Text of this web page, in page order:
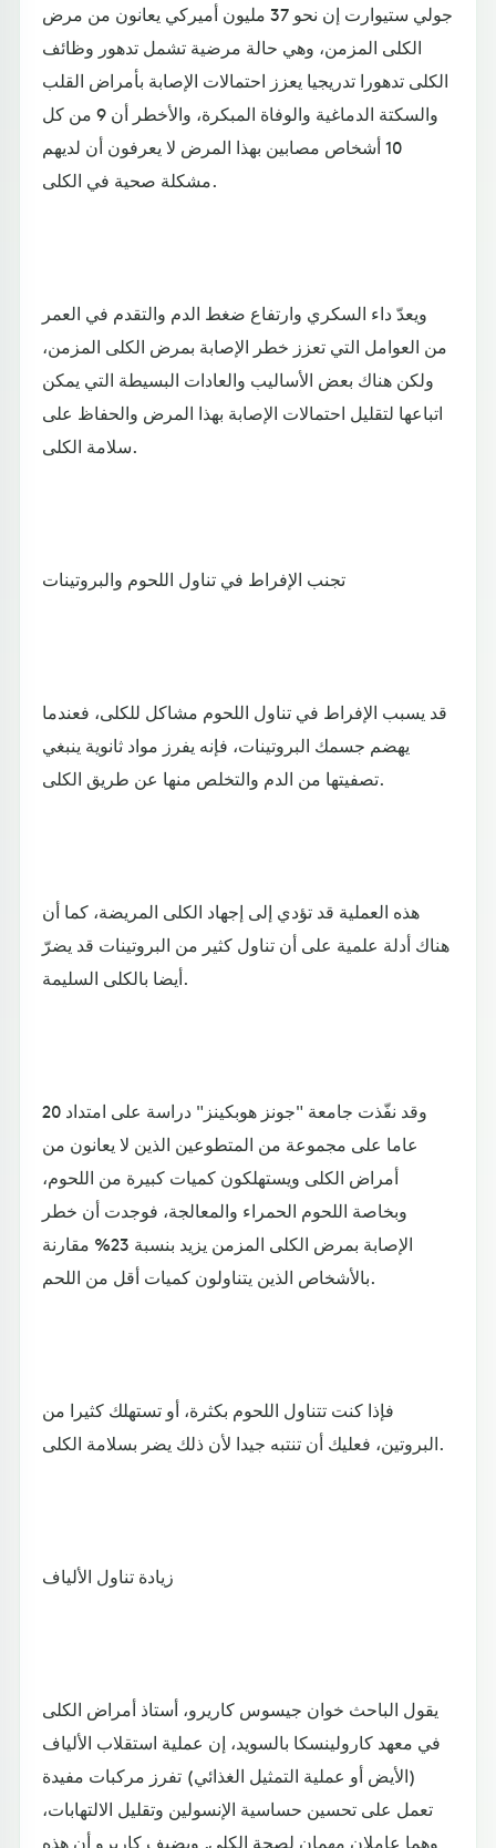
جولي ستيوارت إن نحو 37 مليون أميركي يعانون من مرض
الكلى المزمن، وهي حالة مرضية تشمل تدهور وظائف
الكلى تدهورا تدريجيا يعزز احتمالات الإصابة بأمراض القلب
والسكتة الدماغية والوفاة المبكرة، والأخطر أن 9 من كل
10 أشخاص مصابين بهذا المرض لا يعرفون أن لديهم
مشكلة صحية في الكلى.
ويعدّ داء السكري وارتفاع ضغط الدم والتقدم في العمر
من العوامل التي تعزز خطر الإصابة بمرض الكلى المزمن،
ولكن هناك بعض الأساليب والعادات البسيطة التي يمكن
اتباعها لتقليل احتمالات الإصابة بهذا المرض والحفاظ على
سلامة الكلى.
تجنب الإفراط في تناول اللحوم والبروتينات
قد يسبب الإفراط في تناول اللحوم مشاكل للكلى، فعندما
يهضم جسمك البروتينات، فإنه يفرز مواد ثانوية ينبغي
تصفيتها من الدم والتخلص منها عن طريق الكلى.
هذه العملية قد تؤدي إلى إجهاد الكلى المريضة، كما أن
هناك أدلة علمية على أن تناول كثير من البروتينات قد يضرّ
أيضا بالكلى السليمة.
وقد نفّذت جامعة "جونز هوبكينز" دراسة على امتداد 20
عاما على مجموعة من المتطوعين الذين لا يعانون من
أمراض الكلى ويستهلكون كميات كبيرة من اللحوم،
وبخاصة اللحوم الحمراء والمعالجة، فوجدت أن خطر
الإصابة بمرض الكلى المزمن يزيد بنسبة 23% مقارنة
بالأشخاص الذين يتناولون كميات أقل من اللحم.
فإذا كنت تتناول اللحوم بكثرة، أو تستهلك كثيرا من
البروتين، فعليك أن تنتبه جيدا لأن ذلك يضر بسلامة الكلى.
زيادة تناول الألياف
يقول الباحث خوان جيسوس كاريرو، أستاذ أمراض الكلى
في معهد كارولينسكا بالسويد، إن عملية استقلاب الألياف
(الأيض أو عملية التمثيل الغذائي) تفرز مركبات مفيدة
تعمل على تحسين حساسية الإنسولين وتقليل الالتهابات،
وهما عاملان مهمان لصحة الكلى. ويضيف كاريرو أن هذه